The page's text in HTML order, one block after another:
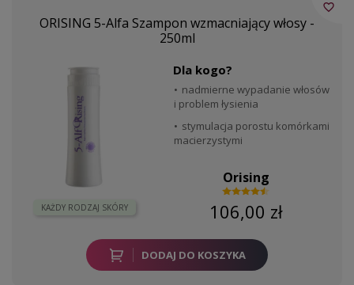
ORISING 5-Alfa Szampon wzmacniający włosy -
250ml
KAŻDY RODZAJ SKÓRY
Dla kogo?
nadmierne wypadanie włosów
i problem łysienia
stymulacja porostu komórkami
macierzystymi
Orising
106,00 zł
DODAJ DO KOSZYKA
favorite_border